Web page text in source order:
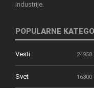
industrije.
POPULARNE
Vesti 24958
Svet 16300